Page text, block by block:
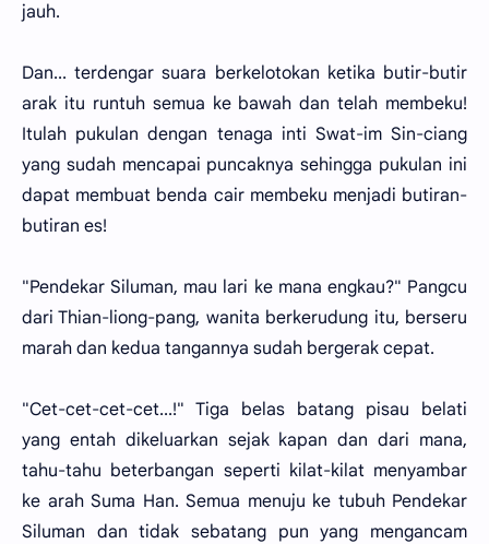
jauh.
Dan... terdengar suara berkelotokan ketika butir-butir
arak itu runtuh semua ke bawah dan telah membeku!
Itulah pukulan dengan tenaga inti Swat-im Sin-ciang
yang sudah mencapai puncaknya sehingga pukulan ini
dapat membuat benda cair membeku menjadi butiran-
butiran es!
"Pendekar Siluman, mau lari ke mana engkau?" Pangcu
dari Thian-liong-pang, wanita berkerudung itu, berseru
marah dan kedua tangannya sudah bergerak cepat.
"Cet-cet-cet-cet...!" Tiga belas batang pisau belati
yang entah dikeluarkan sejak kapan dan dari mana,
tahu-tahu beterbangan seperti kilat-kilat menyambar
ke arah Suma Han. Semua menuju ke tubuh Pendekar
Siluman dan tidak sebatang pun yang mengancam